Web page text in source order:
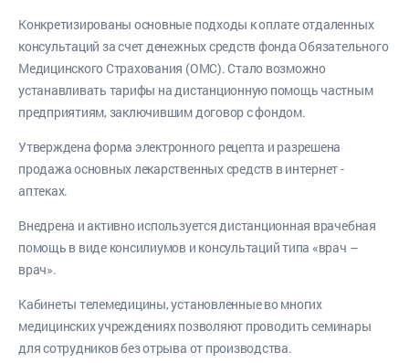
Конкретизированы основные подходы к оплате отдаленных
консультаций за счет денежных средств фонда Обязательного
Медицинского Страхования (ОМС). Стало возможно
устанавливать тарифы на дистанционную помощь частным
предприятиям, заключившим договор с фондом.
Утверждена форма электронного рецепта и разрешена
продажа основных лекарственных средств в интернет -
аптеках.
Внедрена и активно используется дистанционная врачебная
помощь в виде консилиумов и консультаций типа «врач –
врач».
Кабинеты телемедицины, установленные во многих
медицинских учреждениях позволяют проводить семинары
для сотрудников без отрыва от производства.